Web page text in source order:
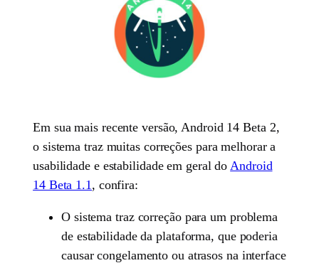
Em sua mais recente versão, Android 14 Beta 2,
o sistema traz muitas correções para melhorar a
usabilidade e estabilidade em geral do Android
14 Beta 1.1 , confira:
O sistema traz correção para um problema
de estabilidade da plataforma, que poderia
causar congelamento ou atrasos na interface